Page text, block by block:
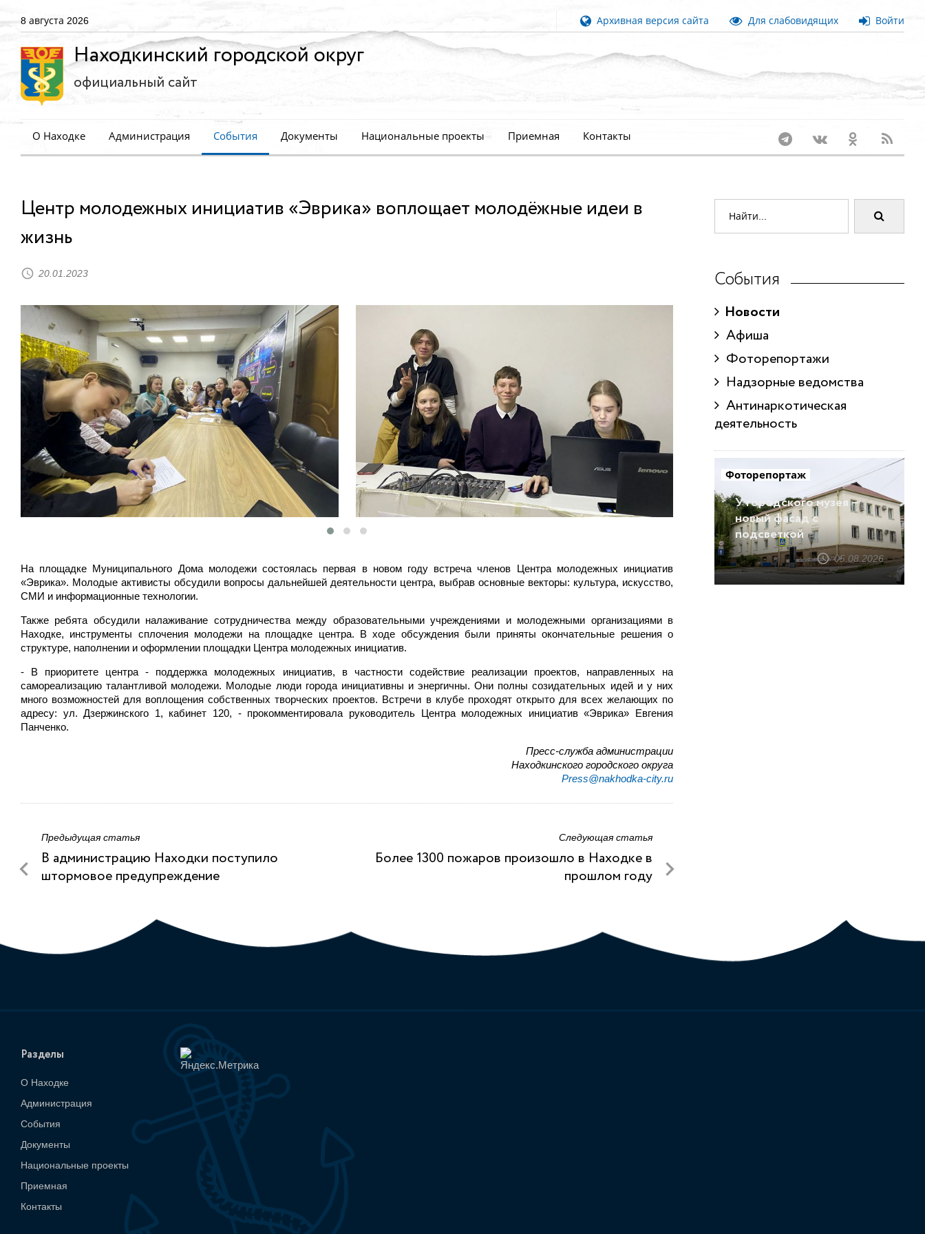
8 августа 2026 Архивная версия сайта Для слабовидящих Войти
Находкинский городской округ
официальный сайт
О Находке Администрация События Документы Национальные проекты Приемная Контакты
Центр молодежных инициатив «Эврика» воплощает молодёжные идеи в
жизнь
20.01.2023
На площадке Муниципального Дома молодежи состоялась первая в новом году встреча членов Центра молодежных инициатив
«Эврика». Молодые активисты обсудили вопросы дальнейшей деятельности центра, выбрав основные векторы: культура, искусство,
СМИ и информационные технологии.
Также ребята обсудили налаживание сотрудничества между образовательными учреждениями и молодежными организациями в
Находке, инструменты сплочения молодежи на площадке центра. В ходе обсуждения были приняты окончательные решения о
структуре, наполнении и оформлении площадки Центра молодежных инициатив.
- В приоритете центра - поддержка молодежных инициатив, в частности содействие реализации проектов, направленных на
самореализацию талантливой молодежи. Молодые люди города инициативны и энергичны. Они полны созидательных идей и у них
много возможностей для воплощения собственных творческих проектов. Встречи в клубе проходят открыто для всех желающих по
адресу: ул. Дзержинского 1, кабинет 120, - прокомментировала руководитель Центра молодежных инициатив «Эврика» Евгения
Панченко.
Пресс-служба администрации
Находкинского городского округа
Press@nakhodka-city.ru
Предыдущая статья
В администрацию Находки поступило
штормовое предупреждение
Следующая статья
Более 1300 пожаров произошло в Находке в
прошлом году
События
Новости
Афиша
Фоторепортажи
Надзорные ведомства
Антинаркотическая
деятельность
Фоторепортаж
У городского музея –
новый фасад с
подсветкой
05.08.2026
Разделы
О Находке
Администрация
События
Документы
Национальные проекты
Приемная
Контакты